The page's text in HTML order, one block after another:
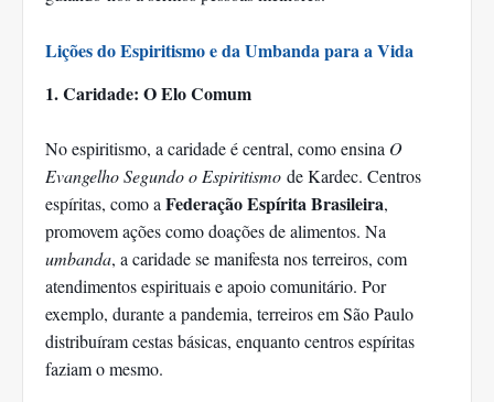
Lições do Espiritismo e da Umbanda para a Vida
1. Caridade: O Elo Comum
No espiritismo, a caridade é central, como ensina O
Evangelho Segundo o Espiritismo de Kardec. Centros
espíritas, como a Federação Espírita Brasileira,
promovem ações como doações de alimentos. Na
umbanda, a caridade se manifesta nos terreiros, com
atendimentos espirituais e apoio comunitário. Por
exemplo, durante a pandemia, terreiros em São Paulo
distribuíram cestas básicas, enquanto centros espíritas
faziam o mesmo.